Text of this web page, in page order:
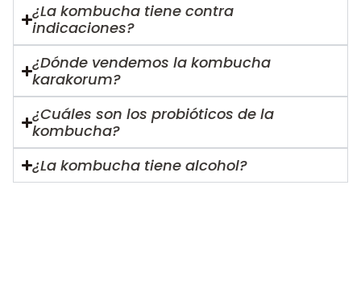
¿La kombucha tiene contra
indicaciones?
¿Dónde vendemos la kombucha
karakorum?
¿Cuáles son los probióticos de la
kombucha?
¿La kombucha tiene alcohol?